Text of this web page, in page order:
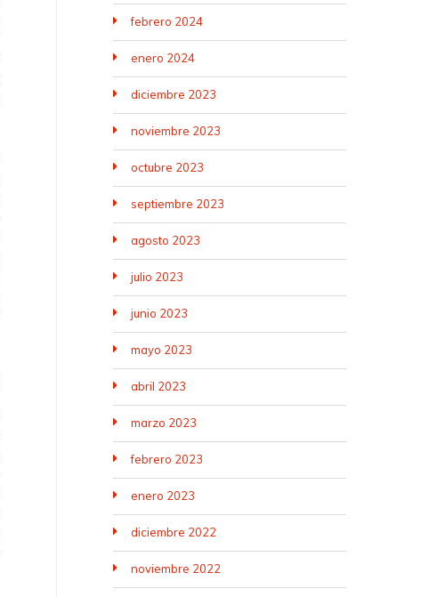
febrero 2024
enero 2024
diciembre 2023
noviembre 2023
octubre 2023
septiembre 2023
agosto 2023
julio 2023
junio 2023
mayo 2023
abril 2023
marzo 2023
febrero 2023
enero 2023
diciembre 2022
noviembre 2022